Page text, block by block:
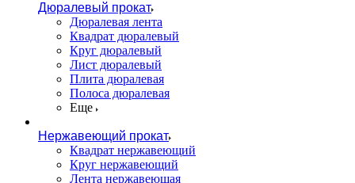
Дюралевый прокат
Дюралевая лента
Квадрат дюралевый
Круг дюралевый
Лист дюралевый
Плита дюралевая
Полоса дюралевая
Еще
Нержавеющий прокат
Квадрат нержавеющий
Круг нержавеющий
Лента нержавеющая